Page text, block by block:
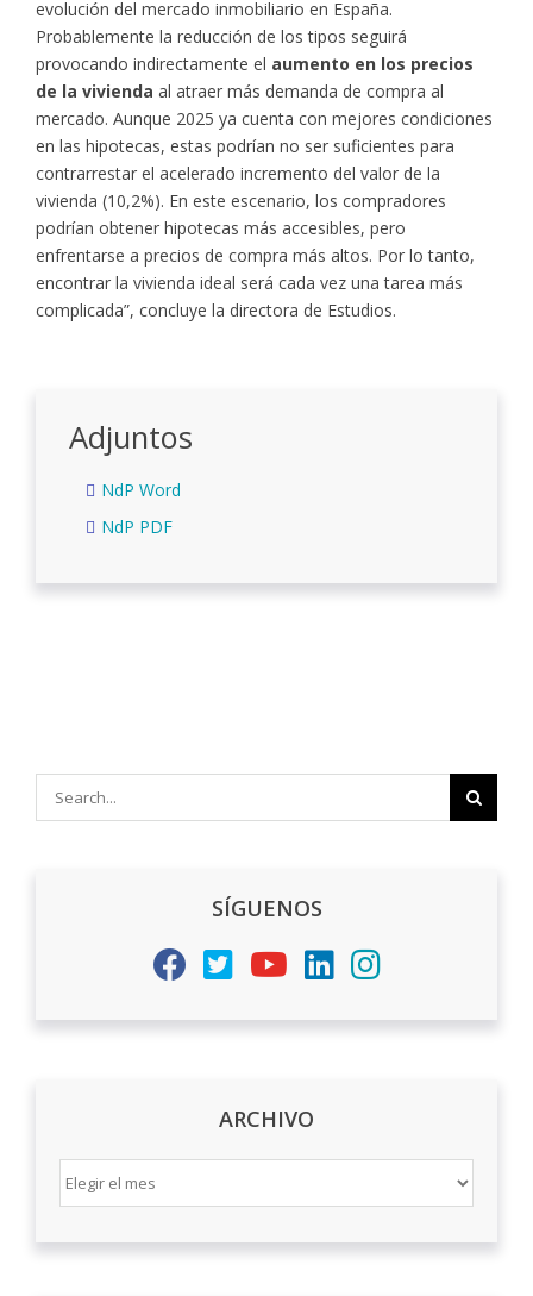
evolución del mercado inmobiliario en España.
Probablemente la reducción de los tipos seguirá
provocando indirectamente el aumento en los precios
de la vivienda al atraer más demanda de compra al
mercado. Aunque 2025 ya cuenta con mejores condiciones
en las hipotecas, estas podrían no ser suficientes para
contrarrestar el acelerado incremento del valor de la
vivienda (10,2%). En este escenario, los compradores
podrían obtener hipotecas más accesibles, pero
enfrentarse a precios de compra más altos. Por lo tanto,
encontrar la vivienda ideal será cada vez una tarea más
complicada”, concluye la directora de Estudios.
Adjuntos
NdP Word
NdP PDF
SÍGUENOS
ARCHIVO